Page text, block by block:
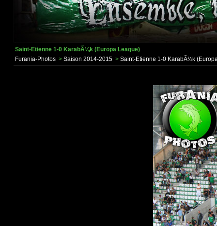
Saint-Etienne 1-0 KarabÃ¼k (Europa League)
Furania-Photos > Saison 2014-2015 > Saint-Etienne 1-0 KarabÃ¼k